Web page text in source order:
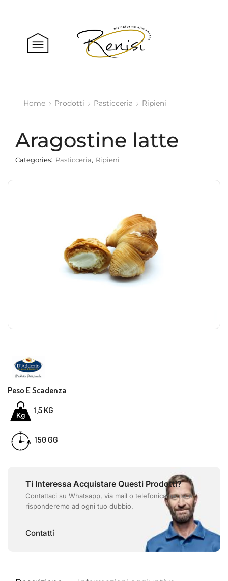
Home Prodotti Pasticceria Ripieni
Aragostine latte
Categories: Pasticceria, Ripieni
Peso E Scadenza
1,5KG
150 GG
Ti Interessa Acquistare Questi Prodotti?
Contattaci su Whatsapp, via mail o telefonicamente e
risponderemo ad ogni tuo dubbio.
Contatti